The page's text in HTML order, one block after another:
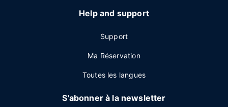
Help and support
Support
Ma Réservation
Toutes les langues
S'abonner à la newsletter